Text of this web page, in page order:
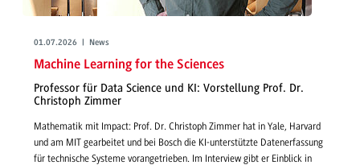
01.07.2026 | News
Machine Learning for the Sciences
Professor für Data Science und KI: Vorstellung Prof. Dr.
Christoph Zimmer
Mathematik mit Impact: Prof. Dr. Christoph Zimmer hat in Yale, Harvard
und am MIT gearbeitet und bei Bosch die KI-unterstützte Datenerfassung
für technische Systeme vorangetrieben. Im Interview gibt er Einblick in